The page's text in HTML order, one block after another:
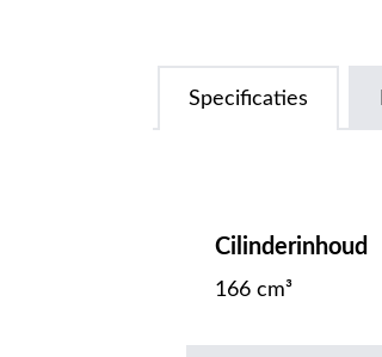
Specificaties
Cilinderinhoud
166 cm³